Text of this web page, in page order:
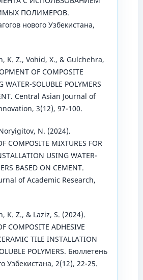
ПОЛИМЕРОВ.
нового Узбекистана,
K. Z., Vohid, X., & Gulchehra,
OF COMPOSITE
WATER-SOLUBLE POLYMERS
Central Asian Journal of
3(12), 97-100.
N. (2024).
COMPOSITE MIXTURES FOR
USING WATER-
BASED ON CEMENT.
of Academic Research,
K. Z., & Laziz, S. (2024).
COMPOSITE ADHESIVE
TILE INSTALLATION
POLYMERS. Бюллетень
Узбекистана, 2(12), 22-25.